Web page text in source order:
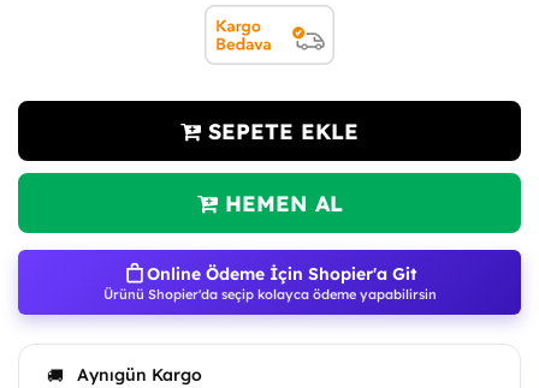
SEPETE EKLE
HEMEN AL
Online Ödeme İçin Shopier'a Git
Ürünü Shopier'da seçip kolayca ödeme yapabilirsin
🚚 Aynıgün Kargo